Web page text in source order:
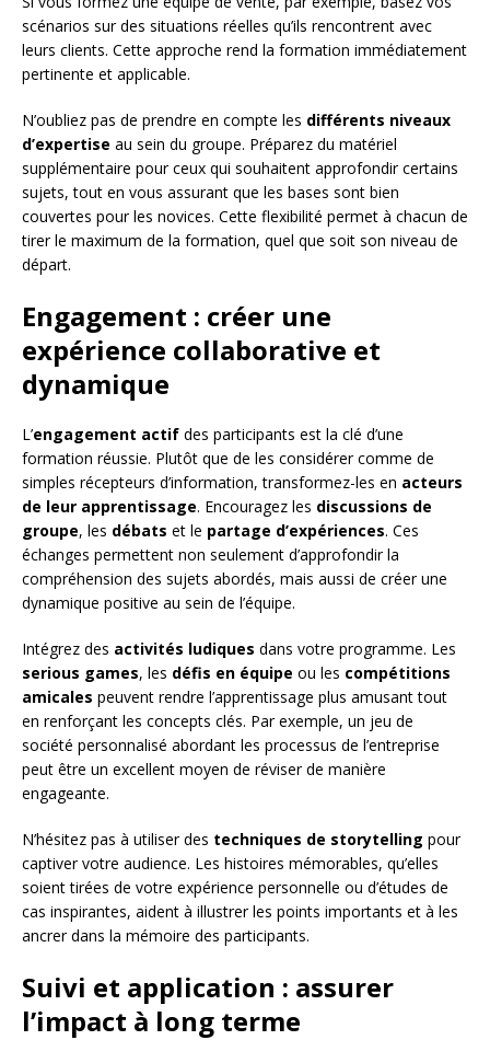
scénarios sur des situations réelles qu’ils rencontrent avec
leurs clients. Cette approche rend la formation immédiatement
pertinente et applicable.
N’oubliez pas de prendre en compte les différents niveaux
d’expertise au sein du groupe. Préparez du matériel
supplémentaire pour ceux qui souhaitent approfondir certains
sujets, tout en vous assurant que les bases sont bien
couvertes pour les novices. Cette flexibilité permet à chacun de
tirer le maximum de la formation, quel que soit son niveau de
départ.
Engagement : créer une
expérience collaborative et
dynamique
L’engagement actif des participants est la clé d’une
formation réussie. Plutôt que de les considérer comme de
simples récepteurs d’information, transformez-les en acteurs
de leur apprentissage. Encouragez les discussions de
groupe, les débats et le partage d’expériences. Ces
échanges permettent non seulement d’approfondir la
compréhension des sujets abordés, mais aussi de créer une
dynamique positive au sein de l’équipe.
Intégrez des activités ludiques dans votre programme. Les
serious games, les défis en équipe ou les compétitions
amicales peuvent rendre l’apprentissage plus amusant tout
en renforçant les concepts clés. Par exemple, un jeu de
société personnalisé abordant les processus de l’entreprise
peut être un excellent moyen de réviser de manière
engageante.
N’hésitez pas à utiliser des techniques de storytelling pour
captiver votre audience. Les histoires mémorables, qu’elles
soient tirées de votre expérience personnelle ou d’études de
cas inspirantes, aident à illustrer les points importants et à les
ancrer dans la mémoire des participants.
Suivi et application : assurer
l’impact à long terme